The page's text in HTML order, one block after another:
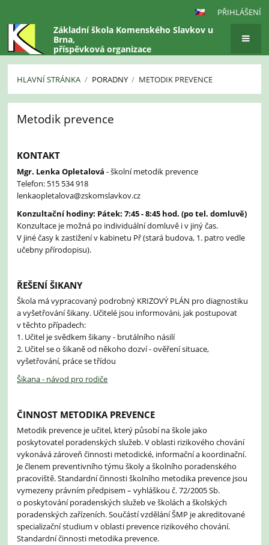
PŘIHLÁŠENÍ
Základní škola Komenského Slavkov u
Brna,
příspěvková organizace
HLAVNÍ STRÁNKA / PORADNY / METODIK PREVENCE
Metodik
prevence
Metodik prevence
KONTAKT
Mgr. Lenka Opletalová- školní metodik prevence
Telefon: 515 534 918
lenkaopletalova@zskomslavkov.cz
Konzultační hodiny: Pátek: 7:45 - 8:45 hod. (po tel. domluvě)
Konzultace je možná po individuální domluvě i v jiný čas.
V jiné časy k zastižení v kabinetu Př (stará budova, 1. patro vedle
učebny přírodopisu).
ŘEŠENÍ ŠIKANY
Škola má vypracovaný podrobný KRIZOVÝ PLÁN pro diagnostiku
a vyšetřování šikany. Učitelé jsou informováni, jak postupovat
v těchto případech:
1. Učitel je svědkem šikany - brutálního násilí
2. Učitel se o šikaně od někoho dozví - ověření situace,
vyšetřování, práce se třídou
Šikana - návod pro rodiče
ČINNOST METODIKA PREVENCE
Metodik prevence je učitel, který působí na škole jako
poskytovatel poradenských služeb. V oblasti rizikového chování
vykonává zároveň činnosti metodické, informační a koordinační.
Je členem preventivního týmu školy a školního poradenského
pracoviště. Standardní činnosti školního metodika prevence jsou
vymezeny právním předpisem – vyhláškou č. 72/2005 Sb.
o poskytování poradenských služeb ve školách a školských
poradenských zařízeních. Součástí vzdělání ŠMP je akreditované
specializační studium v oblasti prevence rizikového chování.
Standardní činnosti metodika prevence.